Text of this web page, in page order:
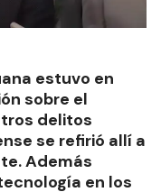
estuvo en
sobre el
delitos
se refirió allí a
Además
en los